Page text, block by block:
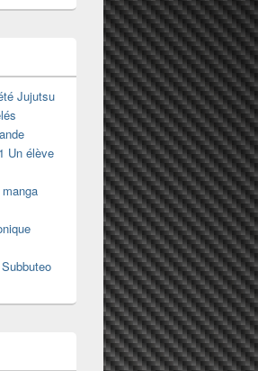
Jujutsu
Un élève